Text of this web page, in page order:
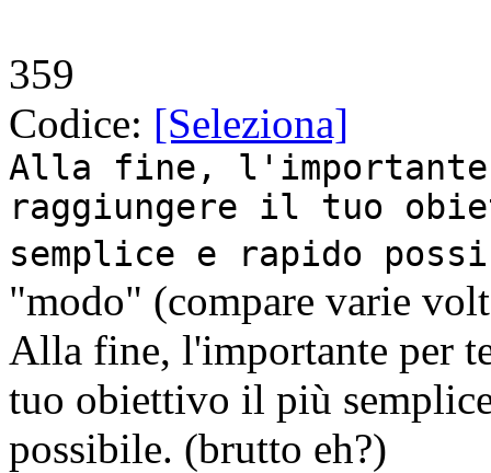
359
Codice: [Seleziona]
Alla fine,
raggiungere il tuo
semplice e rapido
"modo" (compare varie
Alla fine, l'importante per
tuo obiettivo il più
possibile. (brutto eh?)